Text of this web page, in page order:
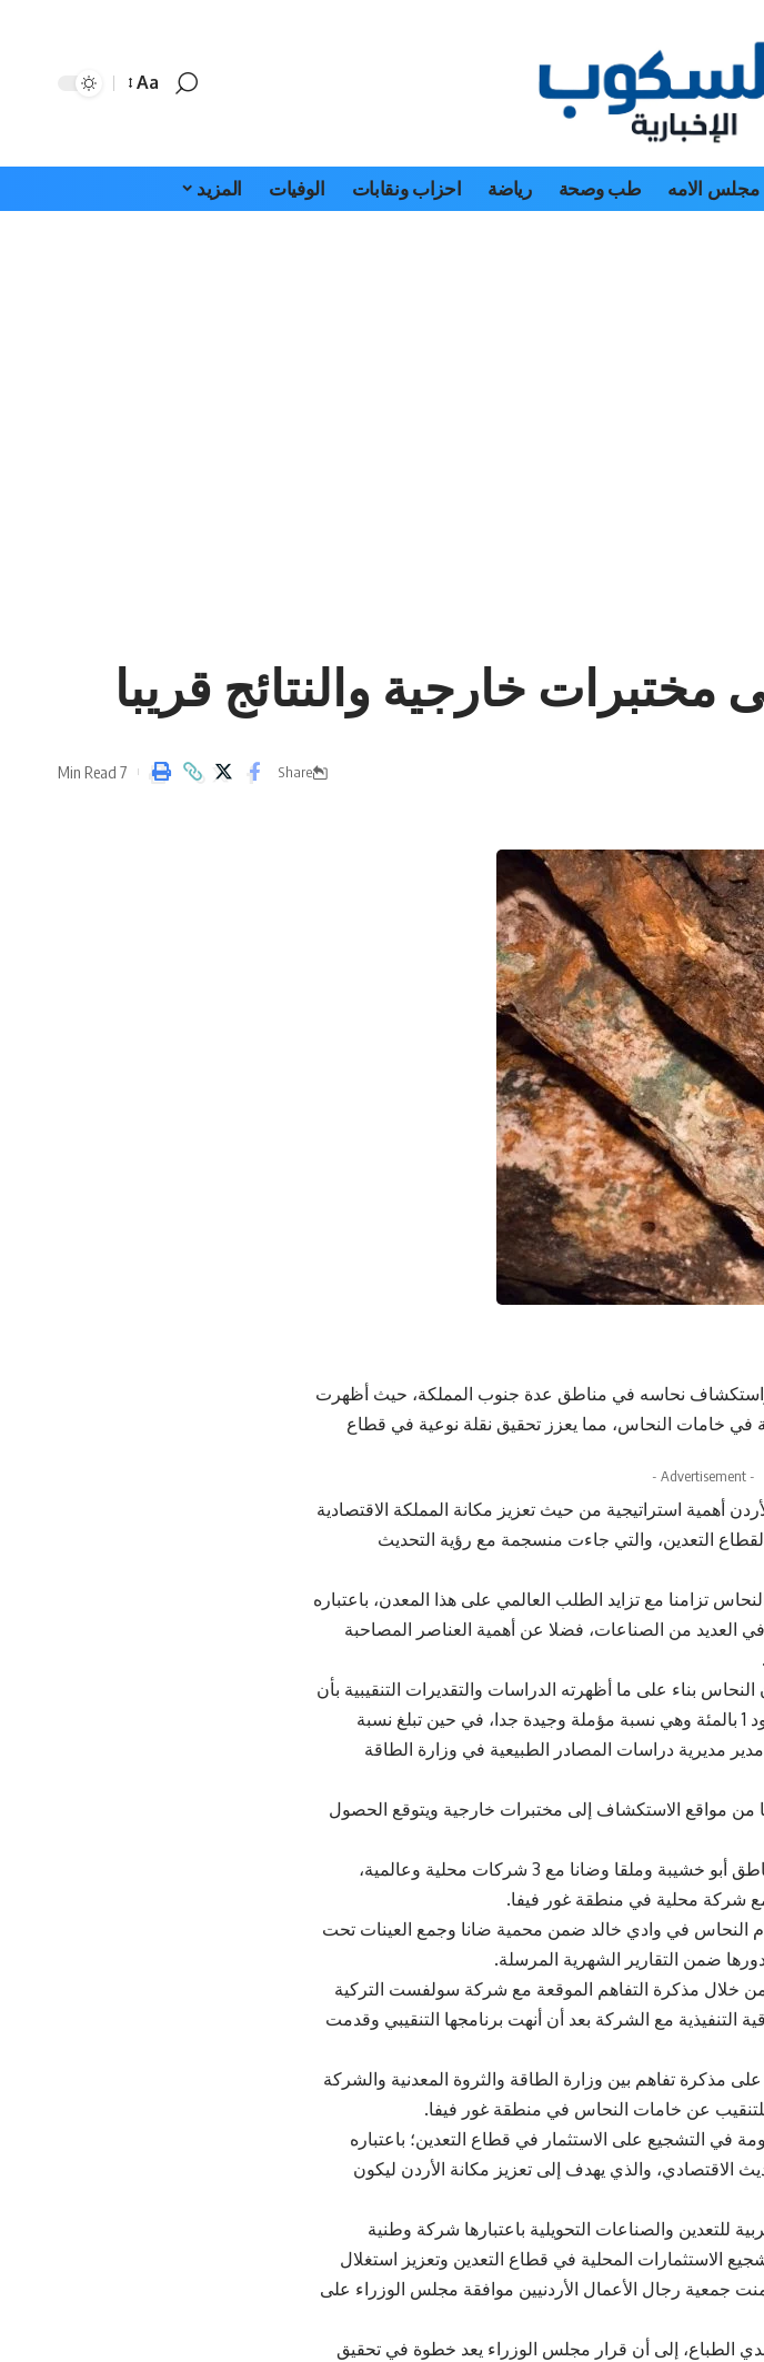
Font
Aa
مجلس الامه طب وصحة رياضة احزاب ونقابات الوفيات المزيد
خارجية والنتائج قريبا
Share
7 Min Read
واستكشاف نحاسه في مناطق عدة جنوب المملكة، حيث أظهرت
في خامات النحاس، مما يعزز تحقيق نقلة نوعية في قطاع
- Advertisement -
أهمية استراتيجية من حيث تعزيز مكانة المملكة الاقتصادية
التعدين، والتي جاءت منسجمة مع رؤية التحديث
تزامنا مع تزايد الطلب العالمي على هذا المعدن، باعتباره
في العديد من الصناعات، فضلا عن أهمية العناصر المصاحبة
بناء على ما أظهرته الدراسات والتقديرات التنقيبية بأن
تراكيز النحاس في منطقة أبو خشيبة تصل لحدود 1 بالمئة وهي نسبة مؤملة وجيدة جدا، في حين تبلغ نسبة
قرابة 2 بالمئة بحسب مدير مديرية دراسات المصادر الطبيعية في وزارة الطاقة
من مواقع الاستكشاف إلى مختبرات خارجية ويتوقع الحصول
وأشار إلى أنه تم توقيع 3 مذكرات تفاهم في مناطق أبو خشيبة وملقا وضانا مع 3 شركات محلية وعالمية،
مع شركة محلية في منطقة غور فيفا.
من حفر 4 آبار تعدينية لخام النحاس في وادي خالد ضمن محمية ضانا وجمع العينات تحت
ضمن التقارير الشهرية المرسلة.
من خلال مذكرة التفاهم الموقعة مع شركة سولفست التركية
التنفيذية مع الشركة بعد أن أنهت برنامجها التنقيبي وقدمت
مذكرة تفاهم بين وزارة الطاقة والثروة المعدنية والشركة
للتنقيب عن خامات النحاس في منطقة غور فيفا.
في التشجيع على الاستثمار في قطاع التعدين؛ باعتباره
الاقتصادي، والذي يهدف إلى تعزيز مكانة الأردن ليكون
للتعدين والصناعات التحويلية باعتبارها شركة وطنية
الاستثمارات المحلية في قطاع التعدين وتعزيز استغلال
جمعية رجال الأعمال الأردنيين موافقة مجلس الوزراء على
الطباع، إلى أن قرار مجلس الوزراء يعد خطوة في تحقيق